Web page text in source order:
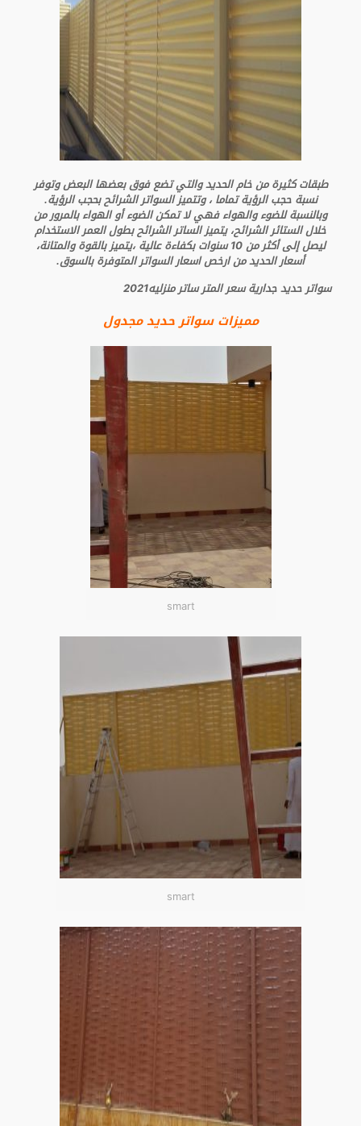
طبقات كثيرة من خام الحديد والتي تضع فوق بعضها البعض وتوفر
نسبة حجب الرؤية تماما ، وتتميز السواتر الشرائح بحجب الرؤية.
وبالنسبة للضوء والهواء فهي لا تمكن الضوء أو الهواء بالمرور من
خلال الستائر الشرائح، يتميز الساتر الشرائح بطول العمر الاستخدام
ليصل إلى أكثر من 10 سنوات بكفاءة عالية ،يتميز بالقوة والمتانة،
أسعار الحديد من ارخص اسعار السواتر المتوفرة بالسوق.
سواتر حديد جدارية سعر المتر ساتر منزليه2021
مميزات سواتر حديد مجدول
smart
smart